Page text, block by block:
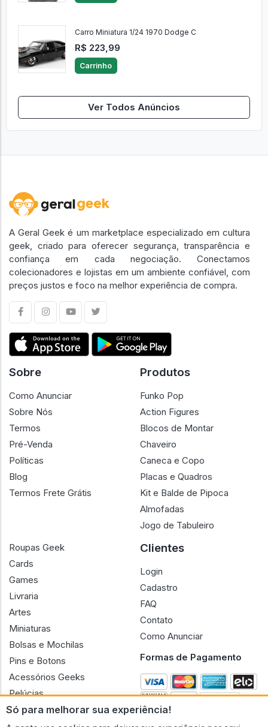
Carro Miniatura 1/24 1970 Dodge C
R$ 223,99
Carrinho
Ver Todos Anúncios
Só para melhorar sua experiência!
A Geral Geek é um marketplace especializado em cultura
geek, criado para oferecer segurança, transparência e
confiança em cada negociação. Conectamos
colecionadores e lojistas em um ambiente confiável, com
preços justos e foco na melhor experiência de compra.
Sobre
Como Anunciar
Sobre Nós
Termos
Pré-Venda
Políticas
Blog
Termos Frete Grátis
Produtos
Funko Pop
Action Figures
Blocos de Montar
Chaveiro
Caneca e Copo
Placas e Quadros
Kit e Balde de Pipoca
Almofadas
Jogo de Tabuleiro
Roupas Geek
Cards
Games
Livraria
Artes
Miniaturas
Bolsas e Mochilas
Pins e Botons
Acessórios Geeks
Pelúcias
Bonecas
Clientes
Login
Cadastro
FAQ
Contato
Como Anunciar
Formas de Pagamento